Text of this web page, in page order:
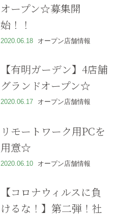
オープン☆募集開
始！！
2020.06.18 オープン店舗情報
【有明ガーデン】4店舗
グランドオープン☆
2020.06.17 オープン店舗情報
リモートワーク用PCを
用意☆
2020.06.10 オープン店舗情報
【コロナウィルスに負
けるな！】第二弾！社